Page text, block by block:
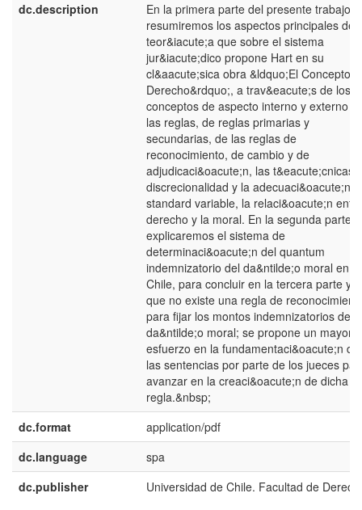
dc.description
En la primera parte del presente trabajo
resumiremos los aspectos principales de
teor&iacute;a que sobre el sistema
jur&iacute;dico propone Hart en su
cl&aacute;sica obra &ldquo;El Concepto
Derecho&rdquo;, a trav&eacute;s de los
conceptos de aspecto interno y externo
las reglas, de reglas primarias y
secundarias, de las reglas de
reconocimiento, de cambio y de
adjudicaci&oacute;n, las t&eacute;cnicas
discrecionalidad y la adecuaci&oacute;n
standard variable, la relaci&oacute;n
derecho y la moral. En la segunda parte
explicaremos el sistema de
determinaci&oacute;n del quantum
indemnizatorio del da&ntilde;o moral en
Chile, para concluir en la tercera parte y
que no existe una regla de
para fijar los montos indemnizatorios del
da&ntilde;o moral; se propone un mayor
esfuerzo en la fundamentaci&oacute;n de
las sentencias por parte de los jueces
avanzar en la creaci&oacute;n de dicha
regla.&nbsp;
dc.format
application/pdf
dc.language
spa
dc.publisher
Universidad de Chile. Facultad de